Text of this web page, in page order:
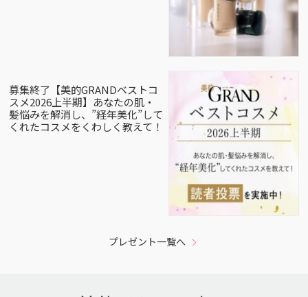
募集終了【美的GRANDベストコ
スメ2026上半期】あなたの肌・
髪悩みを解消し、”経年美化”して
くれたコスメをくわしく教えて！
プレゼント一覧へ